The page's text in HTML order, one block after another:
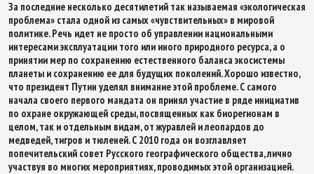
За последние несколько десятилетий так называемая «экологическая
проблема» стала одной из самых «чувствительных» в мировой
политике. Речь идет не просто об управлении национальными
интересами эксплуатации того или иного природного ресурса, а о
принятии мер по сохранению естественного баланса экосистемы
планеты и сохранению ее для будущих поколений. Хорошо известно,
что президент Путин уделял внимание этой проблеме. С самого
начала своего первого мандата он принял участие в ряде инициатив
по охране окружающей среды, посвященных как биорегионам в
целом, так и отдельным видам, от журавлей и леопардов до
медведей, тигров и тюленей. С 2010 года он возглавляет
попечительский совет Русского географического общества, лично
участвуя во многих мероприятиях, проводимых этой организацией.